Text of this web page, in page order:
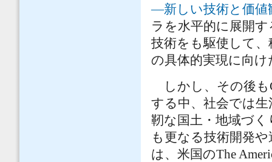
—新しい技術と価
ラを水平的に展開
技術をも駆使して
の具体的実現に向
しかし、その後も
する中、社会では
靭な国土・地域づ
も更なる技術開発
は、米国のThe